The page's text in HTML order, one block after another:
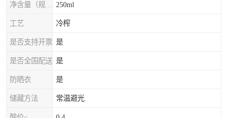
250ml
工艺 冷榨
是否支持开票 是
是否全国配送 是
防晒衣 是
储藏方法 常温避光